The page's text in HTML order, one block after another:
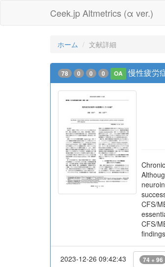
Ceek.jp Altmetrics (α ver.)
ホーム 文献詳細
78 0 0 0 OA 慢性疲労
CFS/
CFS/
2023-12-26 09:42:43 74 + 96